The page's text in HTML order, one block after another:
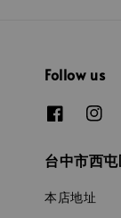
Follow us
台中市西
本店地址